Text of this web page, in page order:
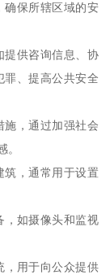
确保所辖区域的安
提供咨询信息、协
罪、提高公共安全
施，通过加强社会
。
筑，通常用于设置
，如摄像头和监视
，用于向公众提供